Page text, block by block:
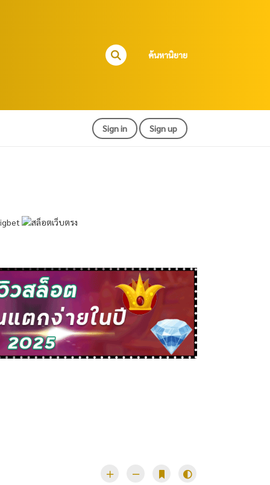
ค้นหานิยาย
Sign in Sign up